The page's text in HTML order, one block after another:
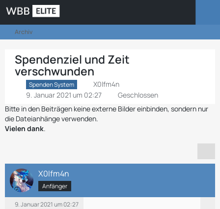
Archiv
Spendenziel und Zeit
verschwunden
Spenden System
X0lfm4n
9. Januar 2021 um 02:27
Geschlossen
Bitte in den Beiträgen keine externe Bilder einbinden, sondern nur
die Dateianhänge verwenden.
Vielen dank.
X0lfm4n
Anfänger
9. Januar 2021 um 02:27